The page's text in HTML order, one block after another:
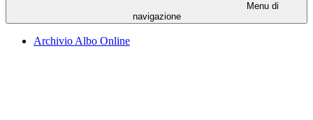
Menu di
navigazione
Archivio Albo Online